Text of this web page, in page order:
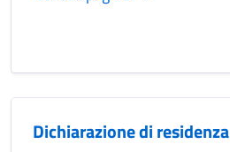
Dichiarazione di residenza